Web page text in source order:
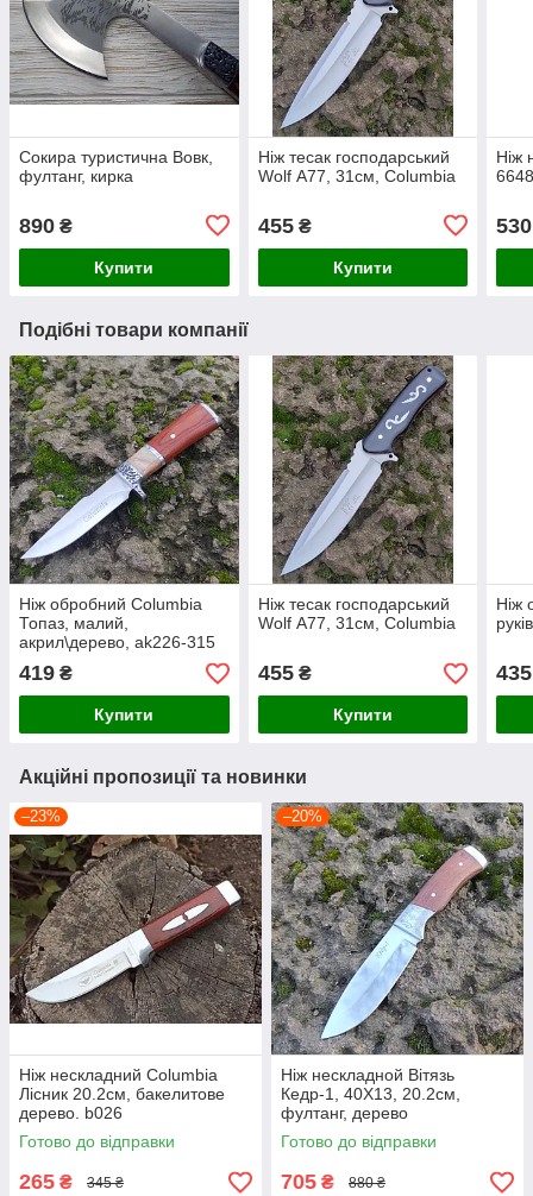
Сокира туристична Вовк,
фултанг, кирка
890 ₴
Купити
Ніж тесак господарський
Wolf А77, 31см, Columbia
455₴
Купити
Ніж
530
Подібні товари компанії
Ніж обробний Columbia
Топаз, малий,
акрил\дерево, ak226-315
419 ₴
Купити
Ніж тесак господарський
Wolf А77, 31см, Columbia
455₴
Купити
Ніж
435
Акційні пропозиції та новинки
–23%
Ніж нескладний Columbia
Лісник 20.2см, бакелитове
дерево. b026
Готово до відправки
265 ₴ 345 ₴
–20%
Ніж нескладной Вітязь
Кедр-1, 40Х13, 20.2см,
фултанг, дерево
Готово до відправки
705 ₴ 880 ₴